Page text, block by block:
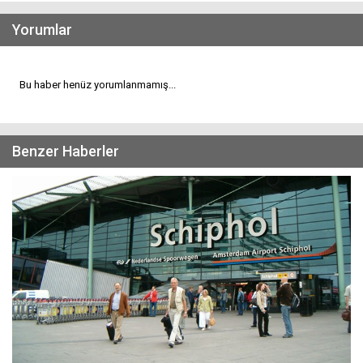
Yorumlar
Bu haber henüz yorumlanmamış...
Benzer Haberler